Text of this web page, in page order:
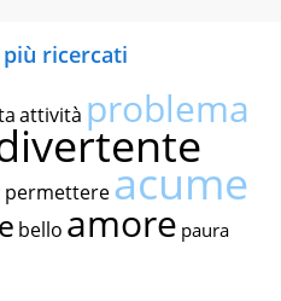
ricercati
attività problema
permettereacume
bello amore paura